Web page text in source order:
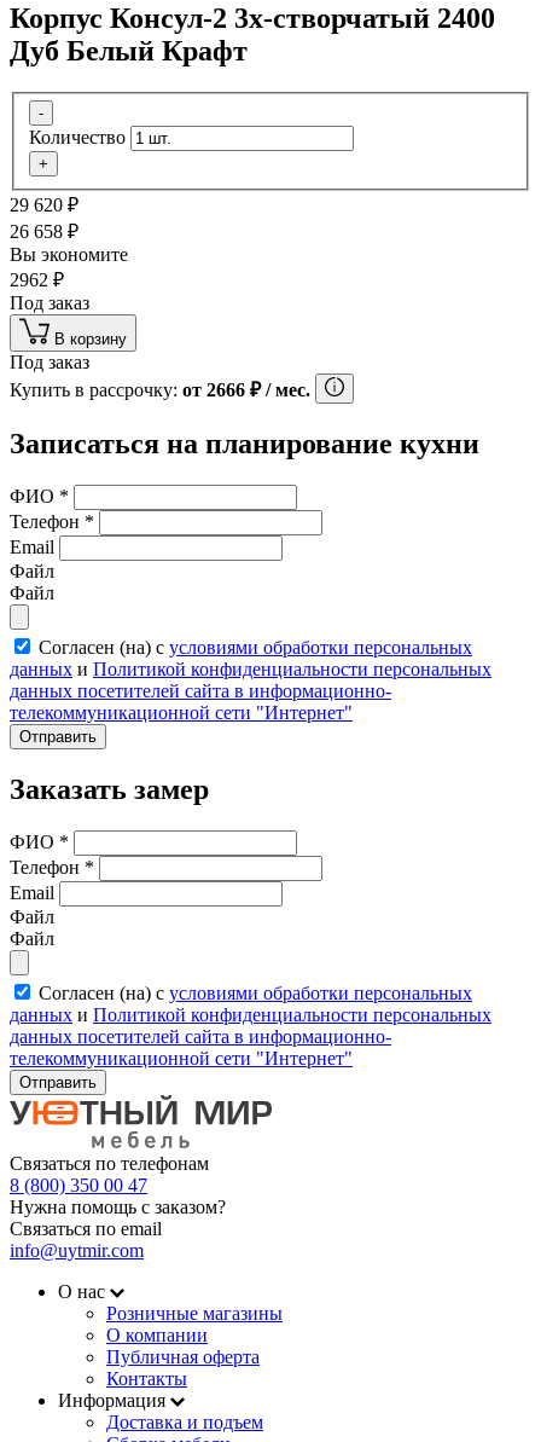
Корпус Консул-2 3х-створчатый 2400
Дуб Белый Крафт
-
Количество
+
29 620 ₽
26 658 ₽
Вы экономите
2962 ₽
Под заказ
В корзину
Под заказ
Купить в рассрочку: от 2666 ₽/ мес.
Записаться на планирование кухни
ФИО *
Телефон *
Email
Файл
Файл
Согласен (на) с условиями обработки персональных
данных и Политикой конфиденциальности персональных
данных посетителей сайта в информационно-
телекоммуникационной сети "Интернет"
Отправить
Заказать замер
ФИО *
Телефон *
Email
Файл
Файл
Согласен (на) с условиями обработки персональных
данных и Политикой конфиденциальности персональных
данных посетителей сайта в информационно-
телекоммуникационной сети "Интернет"
Отправить
Связаться по телефонам
8 (800) 350 00 47
Нужна помощь с заказом?
Связаться по email
info@uytmir.com
О нас
Розничные магазины
О компании
Публичная оферта
Контакты
Информация
Доставка и подъем